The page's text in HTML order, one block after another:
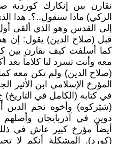
نقارن بين إنكارك كوردية
الزكي) ماذا سنقول..؟. هذا
إلى القدس وهو الذي ألقى
قبل (صلاح الدين) يقول: إن
كما أسلفت كيف نقارن بين
(صلاح الدين) ولم تكن معه
(شێركوه) وأخوه نجم الدين
دوين في آذربايجان وأصلهم
أيضاً مؤرخ كبير عاش في
(كورد). المشكلة أنكم لا